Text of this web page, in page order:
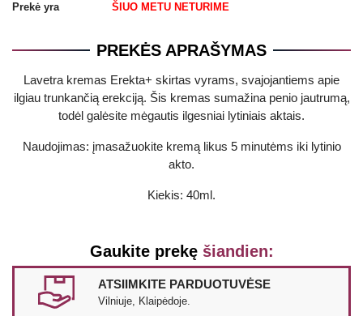
Prekė yra ŠIUO METU NETURIME
PREKĖS APRAŠYMAS
Lavetra kremas Erekta+ skirtas vyrams, svajojantiems apie
ilgiau trunkančią erekciją. Šis kremas sumažina penio jautrumą,
todėl galėsite mėgautis ilgesniai lytiniais aktais.
Naudojimas: įmasažuokite kremą likus 5 minutėms iki lytinio
akto.
Kiekis: 40ml.
Gaukite prekę šiandien:
ATSIIMKITE PARDUOTUVĖSE
Vilniuje, Klaipėdoje.